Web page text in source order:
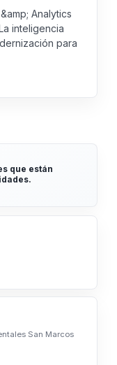
Analytics
inteligencia
para
que están
San Marcos